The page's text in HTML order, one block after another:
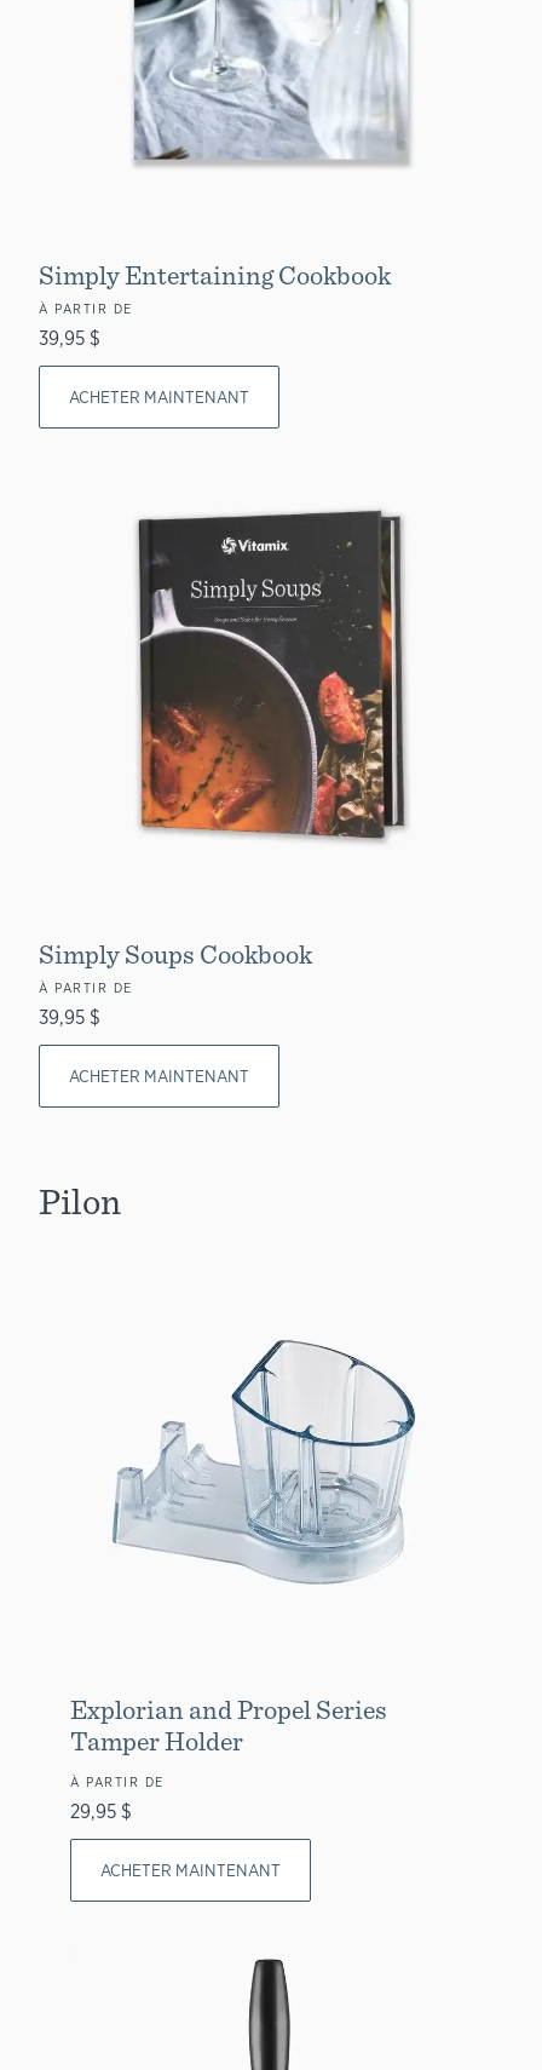
Simply Entertaining Cookbook
À PARTIR DE
39,95 $
ACHETER MAINTENANT
Simply Soups Cookbook
À PARTIR DE
39,95 $
ACHETER MAINTENANT
Pilon
Explorian and Propel Series
Tamper Holder
À PARTIR DE
29,95 $
ACHETER MAINTENANT